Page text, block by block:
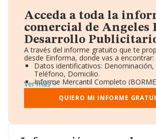
Acceda a toda la
comercial de Angeles
Desarrollo
A través del informe gratuito que te
desde Einforma, donde vas a encontrar:
Datos identificativos: Denominación,
Teléfono, Domicilio.
Informe Mercantil Completo
Gráficos de Evolución Ventas y
Consejo de Administración y
Directivos y Ejecutivos.
Ver más
QUIERO MI INFORME